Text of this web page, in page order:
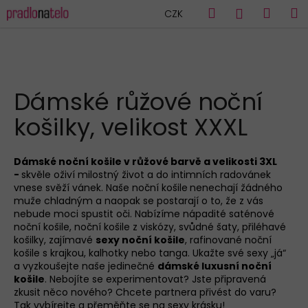
na
CZK Hledat
Dámské růžové noční
košilky, velikost XXXL
Dámské noční košile v růžové barvě a velikosti 3XL
- skvěle oživí milostný život a do intimních radovánek
vnese svěží vánek. Naše noční košile nenechají žádného
muže chladným a naopak se postarají o to, že z vás
nebude moci spustit oči. Nabízíme nápadité saténové
noční košile, noční košile z viskózy, svůdné šaty, přiléhavé
košilky, zajímavé sexy noční košile, rafinované noční
košile s krajkou, kalhotky nebo tanga. Ukažte své sexy „já“
a vyzkoušejte naše jedinečné dámské luxusní noční
košile. Nebojíte se experimentovat? Jste připravená
zkusit něco nového? Chcete partnera přivést do varu?
K
o
o
p
o
ř
e
b
u
j
e
t
e
HLEDAT